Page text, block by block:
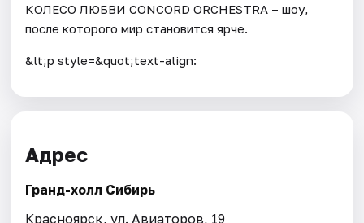
КОЛЕСО ЛЮБВИ CONCORD ORCHESTRA – шоу,
после которого мир становится ярче.
&lt;p style=&quot;text-align:
Адрес
Гранд-холл Сибирь
Красноярск, ул. Авиаторов, 19